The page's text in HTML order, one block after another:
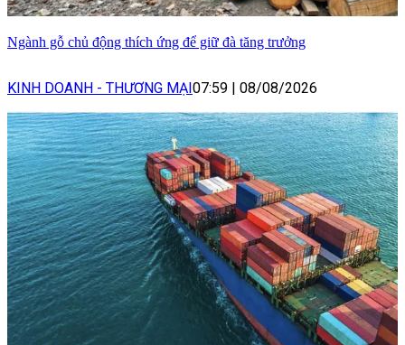
Ngành gỗ chủ động thích ứng để giữ đà tăng trưởng
KINH DOANH - THƯƠNG MẠI 07:59 08/08/2026